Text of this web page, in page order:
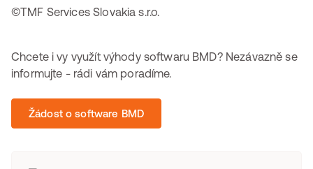
©TMF Services Slovakia s.r.o.
Chcete i vy využít výhody softwaru BMD? Nezávazně se
informujte - rádi vám poradíme.
Žádost o software BMD